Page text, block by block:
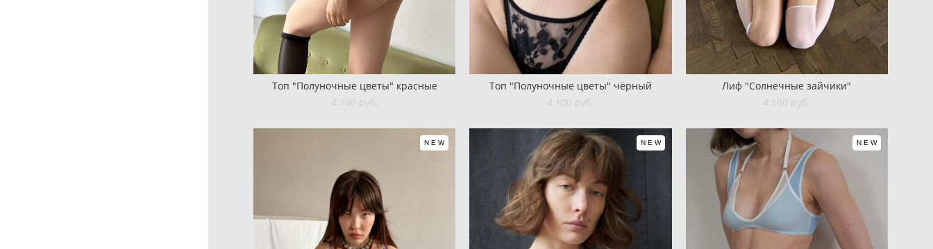
Топ "Полуночные цветы" красные
4 100 pуб.
Топ "Полуночные цветы" чёрный
4 100 pуб.
Лиф "Солнечные зайчики"
4 100 pуб.
NEW NEW NEW